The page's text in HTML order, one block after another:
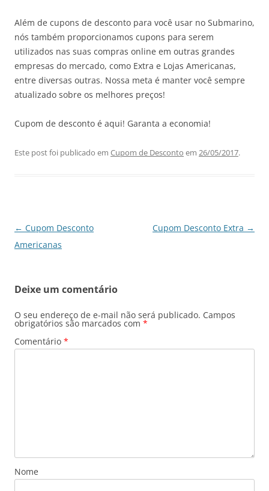
Além de cupons de desconto para você usar no Submarino,
nós também proporcionamos cupons para serem
utilizados nas suas compras online em outras grandes
empresas do mercado, como Extra e Lojas Americanas,
entre diversas outras. Nossa meta é manter você sempre
atualizado sobre os melhores preços!
Cupom de desconto é aqui! Garanta a economia!
Este post foi publicado em Cupom de Desconto em 26/05/2017.
Navegação
de
← Cupom Desconto
Americanas
Cupom Desconto Extra →
Deixe um comentário
O seu endereço de e-mail não será publicado. Campos
obrigatórios são marcados com *
Comentário *
Nome